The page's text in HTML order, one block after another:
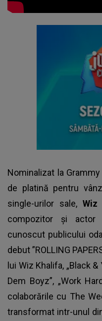
Nominalizat la
de platină pentru
single-urilor sale,Wiz
compozitor și actor
cunoscut publicului
debut ”ROLLING
lui Wiz Khalifa, „Black &
Dem Boyz”, „Work
colaborările cu The
transformat intr-unul